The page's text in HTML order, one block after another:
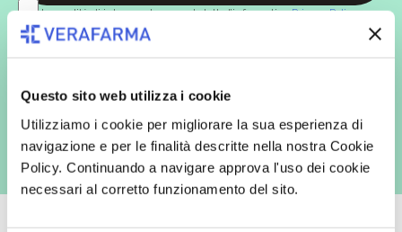
Questo sito web utilizza i cookie
Utilizziamo i cookie per migliorare la sua esperienza di
navigazione e per le finalità descritte nella nostra Cookie
Policy. Continuando a navigare approva l'uso dei cookie
necessari al corretto funzionamento del sito.
In qualità di interessato, avendo letto l’informativaPrivacy Policy
redatta ai sensi del Regolamento EU 2016/679, acconsento
espressamente al trattamento dei miei dati personali per finalità
commerciali da parte di Verafarma, tra cui invio di comunicazioni
es. posta cartacea)